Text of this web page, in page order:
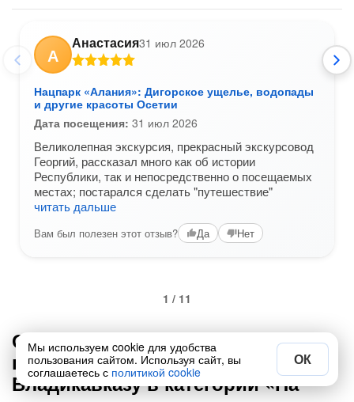
А
Анастасия31 июл 2026
Нацпарк «Алания»: Дигорское ущелье, водопады
и другие красоты Осетии
Дата посещения: 31 июл 2026
Великолепная экскурсия, прекрасный экскурсовод
Георгий, рассказал много как об истории
Республики, так и непосредственно о посещаемых
местах; постарался сделать "путешествие"
читать дальше
Вам был полезен этот отзыв? Да Нет
1 / 11
Ответы на вопросы от
путешественников по
Владикавказу в категории «На
Мы используем cookie для удобства
пользования сайтом. Используя сайт, вы
соглашаетесь с политикой cookie
ОК